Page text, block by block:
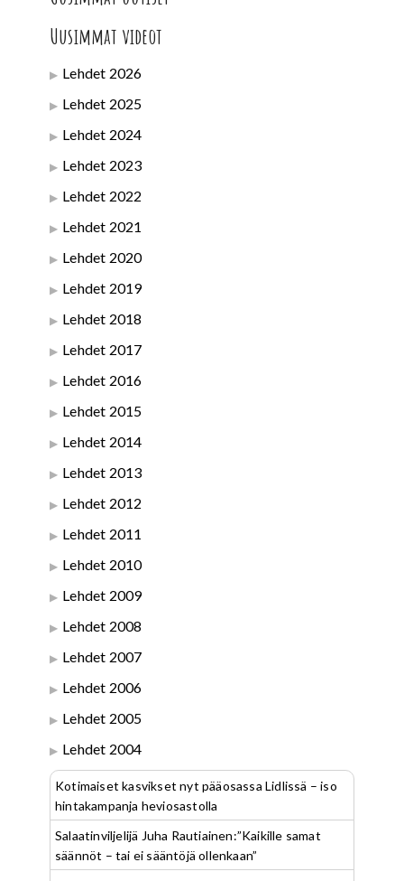
Uusimmat videot
Lehdet 2026
Lehdet 2025
Lehdet 2024
Lehdet 2023
Lehdet 2022
Lehdet 2021
Lehdet 2020
Lehdet 2019
Lehdet 2018
Lehdet 2017
Lehdet 2016
Lehdet 2015
Lehdet 2014
Lehdet 2013
Lehdet 2012
Lehdet 2011
Lehdet 2010
Lehdet 2009
Lehdet 2008
Lehdet 2007
Lehdet 2006
Lehdet 2005
Lehdet 2004
Kotimaiset kasvikset nyt pääosassa Lidlissä – iso
hintakampanja heviosastolla
Salaatinviljelijä Juha Rautiainen:”Kaikille samat
säännöt – tai ei sääntöjä ollenkaan”